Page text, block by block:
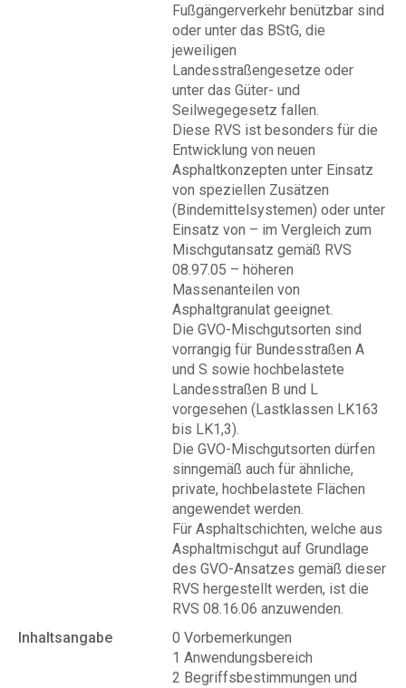
Fußgängerverkehr benützbar sind
oder unter das BStG, die
jeweiligen
Landesstraßengesetze oder
unter das Güter- und
Seilwegegesetz fallen.
Diese RVS ist besonders für die
Entwicklung von neuen
Asphaltkonzepten unter Einsatz
von speziellen Zusätzen
(Bindemittelsystemen) oder unter
Einsatz von – im Vergleich zum
Mischgutansatz gemäß RVS
08.97.05 – höheren
Massenanteilen von
Asphaltgranulat geeignet.
Die GVO-Mischgutsorten sind
vorrangig für Bundesstraßen A
und S sowie hochbelastete
Landesstraßen B und L
vorgesehen (Lastklassen LK163
bis LK1,3).
Die GVO-Mischgutsorten dürfen
sinngemäß auch für ähnliche,
private, hochbelastete Flächen
angewendet werden.
Für Asphaltschichten, welche aus
Asphaltmischgut auf Grundlage
des GVO-Ansatzes gemäß dieser
RVS hergestellt werden, ist die
RVS 08.16.06 anzuwenden.
Inhaltsangabe
0 Vorbemerkungen
1 Anwendungsbereich
2 Begriffsbestimmungen und